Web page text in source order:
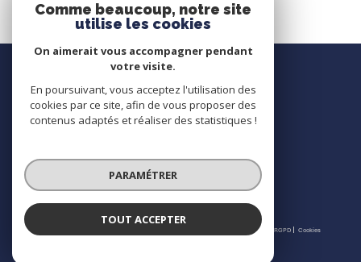
Nous contacter
Contact
Nous suivre
© 2026 | Tous droits réservés | Traduction powered by Google |
Politique RGPD Cookies
Comme beaucoup, notre site
utilise les cookies
On aimerait vous accompagner pendant
votre visite.
En poursuivant, vous acceptez l'utilisation des
cookies par ce site, afin de vous proposer des
contenus adaptés et réaliser des statistiques !
PARAMÉTRER
TOUT ACCEPTER